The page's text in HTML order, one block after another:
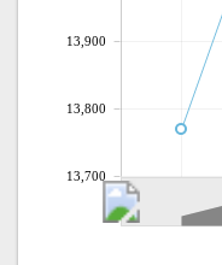
13,700
13,800
13,900